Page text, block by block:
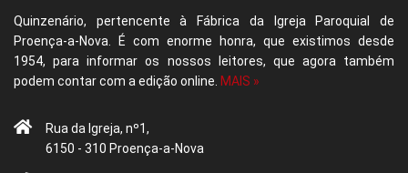
Quinzenário, pertencente à Fábrica da Igreja Paroquial de
Proença-a-Nova. É com enorme honra, que existimos desde
1954, para informar os nossos leitores, que agora também
podem contar com a edição online. MAIS »
Rua da Igreja, nº1,
6150 - 310 Proença-a-Nova